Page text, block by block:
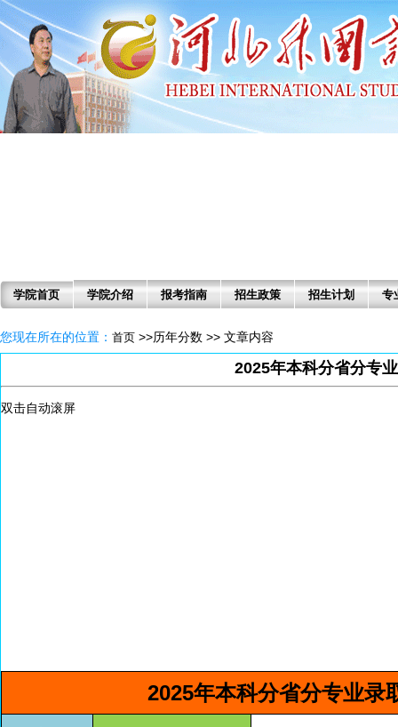
学院首页 学院介绍 报考指南 招生政策 招生计划 专
您现在所在的位置： 首页 >>历年分数 >> 文章内容
2025年本科分省分专
双击自动滚屏
2025年本科分省分专业录